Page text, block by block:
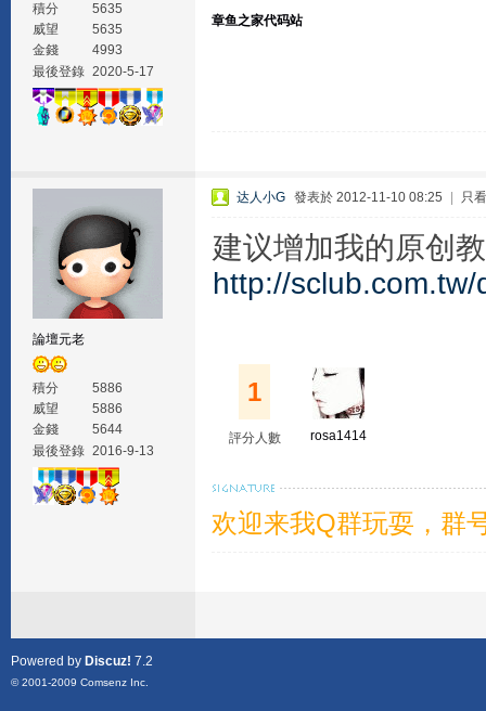
積分
5635
威望
5635
金錢
4993
最後登錄 2020-5-17
章鱼之家代码站
論壇元老
積分
5886
威望
5886
金錢
5644
最後登錄 2016-9-13
达人小G 發表於 2012-11-10 08:25 只
建议增加我的原创
http://
1
評分人數 rosa1414
欢迎来我Q群玩耍，群
Powered by Discuz! 7.2
© 2001-2009 Comsenz Inc.